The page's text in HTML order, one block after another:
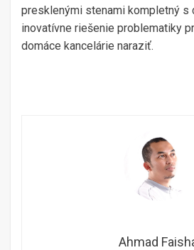
presklenými stenami kompletný s
inovatívne riešenie problematiky
domáce kancelárie naraziť.
Ahmad